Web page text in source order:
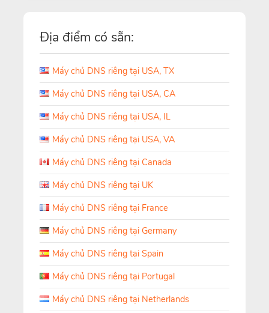
Địa điểm có sẵn:
Máy chủ DNS riêng tại USA, TX
Máy chủ DNS riêng tại USA, CA
Máy chủ DNS riêng tại USA, IL
Máy chủ DNS riêng tại USA, VA
Máy chủ DNS riêng tại Canada
Máy chủ DNS riêng tại UK
Máy chủ DNS riêng tại France
Máy chủ DNS riêng tại Germany
Máy chủ DNS riêng tại Spain
Máy chủ DNS riêng tại Portugal
Máy chủ DNS riêng tại Netherlands